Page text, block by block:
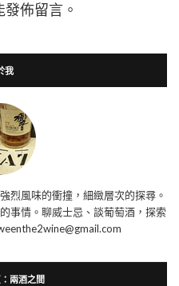
佈留言。
我
烈風味的衝撞，細緻層次的探尋。
事情。聊威士忌、談葡萄酒，探索
兩酒之間